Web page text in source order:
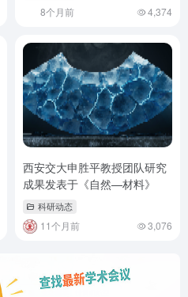
8个月前 4,374
西安交大申胜平教授团队研究
成果发表于《自然—材料》
科研动态
11个月前 3,076